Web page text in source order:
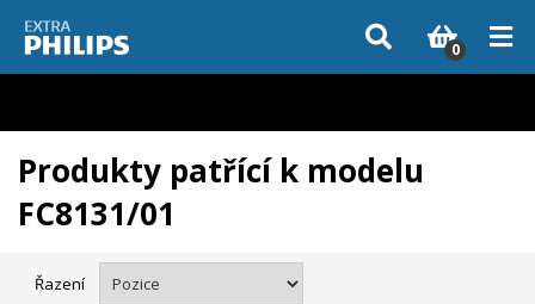
Vzhledem k aktuální situaci se může dodání dílů, které nejsou skladem,
zpozdit. Děkujeme za pochopení.
0
Produkty patřící k modelu
FC8131/01
Řazení